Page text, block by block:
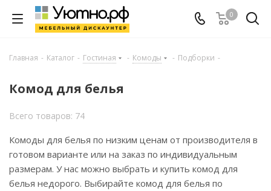
0
Главная - Каталог - Гостиная - Комоды - Подборки -
Комод для белья
Всего товаров: 74
Комоды для белья по низким ценам от производителя в
готовом варианте или на заказ по индивидуальным
размерам. У нас можно выбрать и купить комод для
белья недорого. Выбирайте комод для белья по